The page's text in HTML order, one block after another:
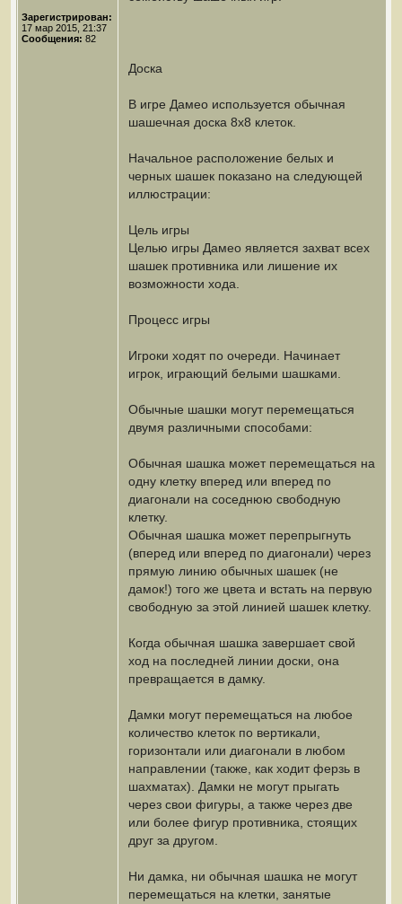
Зарегистрирован:
17 мар 2015, 21:37
Сообщения: 82
Доска
В игре Дамео используется обычная
шашечная доска 8х8 клеток.
Начальное расположение белых и
черных шашек показано на следующей
иллюстрации:
Цель игры
Целью игры Дамео является захват всех
шашек противника или лишение их
возможности хода.
Процесс игры
Игроки ходят по очереди. Начинает
игрок, играющий белыми шашками.
Обычные шашки могут перемещаться
двумя различными способами:
Обычная шашка может перемещаться на
одну клетку вперед или вперед по
диагонали на соседнюю свободную
клетку.
Обычная шашка может перепрыгнуть
(вперед или вперед по диагонали) через
прямую линию обычных шашек (не
дамок!) того же цвета и встать на первую
свободную за этой линией шашек клетку.
Когда обычная шашка завершает свой
ход на последней линии доски, она
превращается в дамку.
Дамки могут перемещаться на любое
количество клеток по вертикали,
горизонтали или диагонали в любом
направлении (также, как ходит ферзь в
шахматах). Дамки не могут прыгать
через свои фигуры, а также через две
или более фигур противника, стоящих
друг за другом.
Ни дамка, ни обычная шашка не могут
перемещаться на клетки, занятые